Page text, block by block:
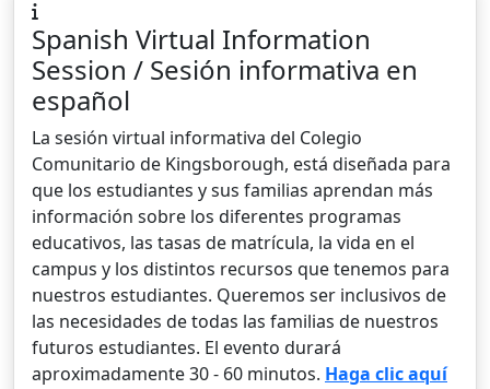
Spanish Virtual Information
Session / Sesión informativa en
español
La sesión virtual informativa del Colegio
Comunitario de Kingsborough, está diseñada para
que los estudiantes y sus familias aprendan más
información sobre los diferentes programas
educativos, las tasas de matrícula, la vida en el
campus y los distintos recursos que tenemos para
nuestros estudiantes. Queremos ser inclusivos de
las necesidades de todas las familias de nuestros
futuros estudiantes. El evento durará
aproximadamente 30 - 60 minutos. Haga clic aquí